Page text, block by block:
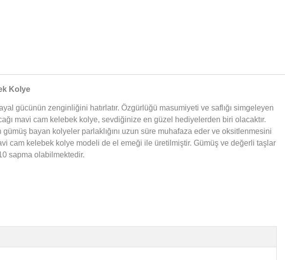
Kolye
gücünün zenginliğini hatırlatır. Özgürlüğü masumiyeti ve saflığı simgeleyen
mavi cam kelebek kolye, sevdiğinize en güzel hediyelerden biri olacaktır.
bayan kolyeler parlaklığını uzun süre muhafaza eder ve oksitlenmesini
cam kelebek kolye modeli de el emeği ile üretilmiştir. Gümüş ve değerli taşlar
sapma olabilmektedir.